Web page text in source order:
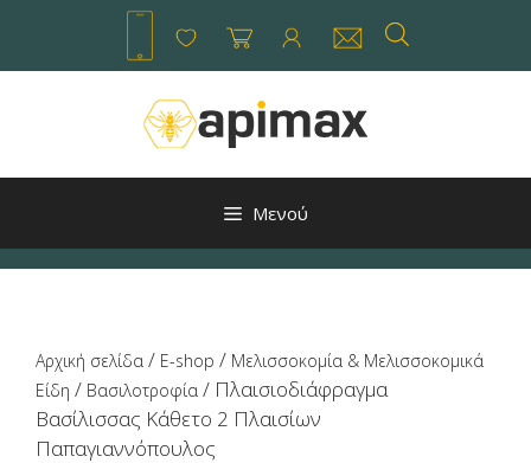
περιεχόμενο
Μενού
Αρχική σελίδα / E-shop / Μελισσοκομία & Μελισσοκομικά
Είδη / Βασιλοτροφία / Πλαισιοδιάφραγμα
Βασίλισσας Κάθετο 2 Πλαισίων
Παπαγιαννόπουλος